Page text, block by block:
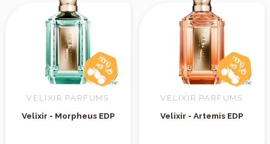
VELIXIR PARFUMS
Velixir - Morpheus EDP
VELIXIR PARFUMS
Velixir - Artemis EDP